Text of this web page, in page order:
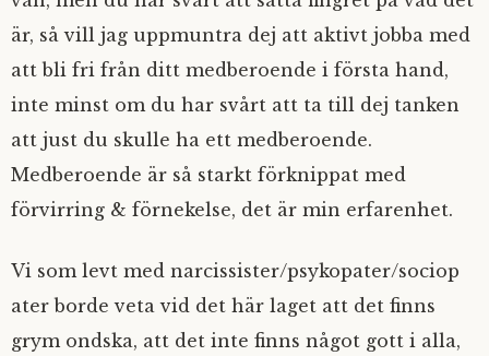
är, så vill jag uppmuntra dej att aktivt jobba med
att bli fri från ditt medberoende i första hand,
inte minst om du har svårt att ta till dej tanken
att just du skulle ha ett medberoende.
Medberoende är så starkt förknippat med
förvirring & förnekelse, det är min erfarenhet.
Vi som levt med narcissister/psykopater/sociop
ater borde veta vid det här laget att det finns
grym ondska, att det inte finns något gott i alla,